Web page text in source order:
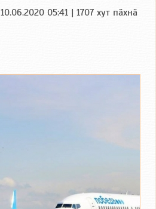
10.06.2020 05:41 | 1707 хут пӑхнӑ